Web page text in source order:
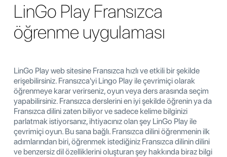
LinGo Play Fransızca
öğrenme uygulaması
LinGo Play web sitesine Fransızca hızlı ve etkili bir şekilde
erişebilirsiniz. Fransızca'yi Lingo Play ile çevrimiçi olarak
öğrenmeye karar verirseniz, oyun veya ders arasında seçim
yapabilirsiniz. Fransızca derslerini en iyi şekilde öğrenin ya da
Fransızca dilini zaten biliyor ve sadece kelime bilginizi
parlatmak istiyorsanız, ihtiyacınız olan şey LinGo Play ile
çevrimiçi oyun. Bu sana bağlı. Fransızca dilini öğrenmenin ilk
adımlarından biri, öğrenmek istediğiniz Fransızca dilinin dilini
ve benzersiz dil özelliklerini oluşturan şey hakkında biraz bilgi